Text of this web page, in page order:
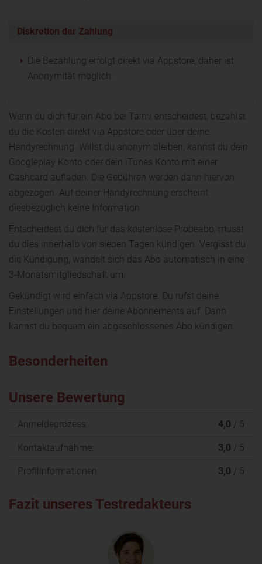
Diskretion der Zahlung
Die Bezahlung erfolgt direkt via Appstore, daher ist
Anonymität möglich.
Wenn du dich für ein Abo bei Taimi entscheidest, bezahlst
du die Kosten direkt via Appstore oder über deine
Handyrechnung. Willst du anonym bleiben, kannst du dein
Googleplay Konto oder dein iTunes Konto mit einer
Cashcard aufladen. Die Gebühren werden dann hiervon
abgezogen. Auf deiner Handyrechnung erscheint
diesbezüglich keine Information.
Entscheidest du dich für das kostenlose Probeabo, musst
du dies innerhalb von sieben Tagen kündigen. Vergisst du
die Kündigung, wandelt sich das Abo automatisch in eine
3-Monatsmitgliedschaft um.
Gekündigt wird einfach via Appstore. Du rufst deine
Einstellungen und hier deine Abonnements auf. Dann
kannst du bequem ein abgeschlossenes Abo kündigen.
Besonderheiten
Unsere Bewertung
Anmeldeprozess: 4,0 / 5
Kontaktaufnahme: 3,0 / 5
Profilinformationen: 3,0 / 5
Fazit unseres Testredakteurs